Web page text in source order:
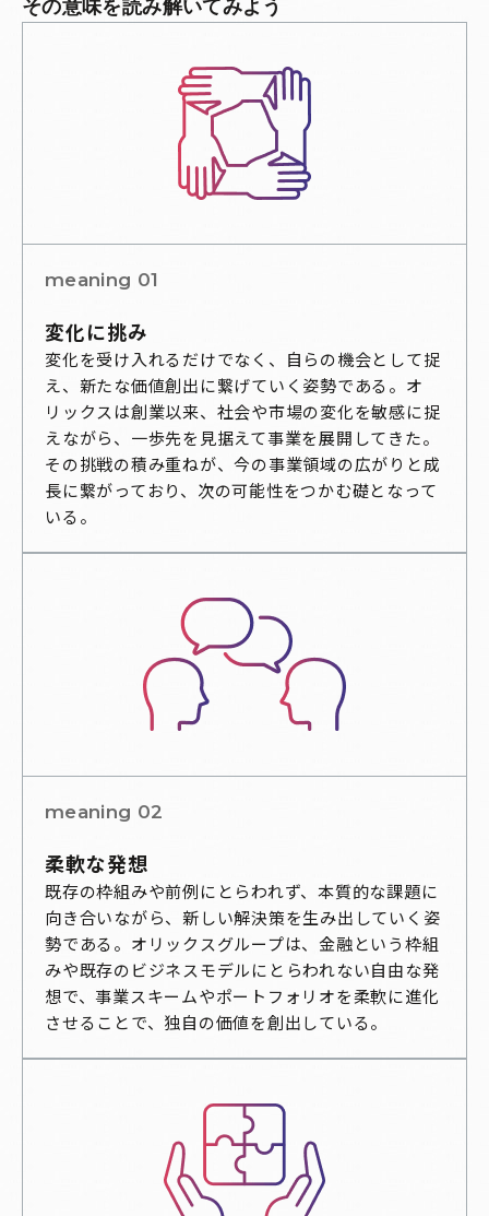
その意味を読み解いてみよう
meaning 01
変化に挑み
変化を受け入れるだけでなく、自らの機会として捉
え、新たな価値創出に繋げていく姿勢である。オ
リックスは創業以来、社会や市場の変化を敏感に捉
えながら、一歩先を見据えて事業を展開してきた。
その挑戦の積み重ねが、今の事業領域の広がりと成
長に繋がっており、次の可能性をつかむ礎となって
いる。
meaning 02
柔軟な発想
既存の枠組みや前例にとらわれず、本質的な課題に
向き合いながら、新しい解決策を生み出していく姿
勢である。オリックスグループは、金融という枠組
みや既存のビジネスモデルにとらわれない自由な発
想で、事業スキームやポートフォリオを柔軟に進化
させることで、独自の価値を創出している。